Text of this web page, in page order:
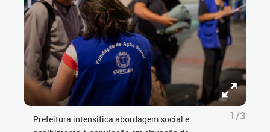
Prefeitura intensifica abordagem social e
1/3